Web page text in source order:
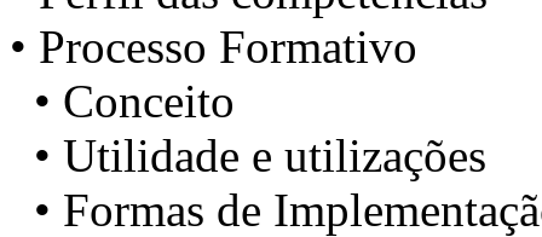
• Processo Formativo
• Conceito
• Utilidade e utilizações
• Formas de